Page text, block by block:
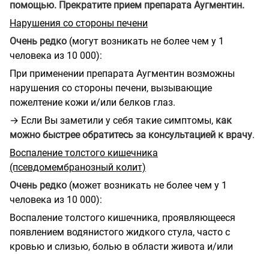
помощью. Прекратите прием препарата Аугментин.
Нарушения со стороны печени
Очень редко (могут возникать не более чем у 1
человека из 10 000):
При применении препарата Аугментин возможны
нарушения со стороны печени, вызывающие
пожелтение кожи и/или белков глаз.
→ Если Вы заметили у себя такие симптомы, как
можно быстрее обратитесь за консультацией к врачу.
Воспаление толстого кишечника
(псевдомембранозный колит)
Очень редко (может возникать не более чем у 1
человека из 10 000):
Воспаление толстого кишечника, проявляющееся
появлением водянистого жидкого стула, часто с
кровью и слизью, болью в области живота и/или